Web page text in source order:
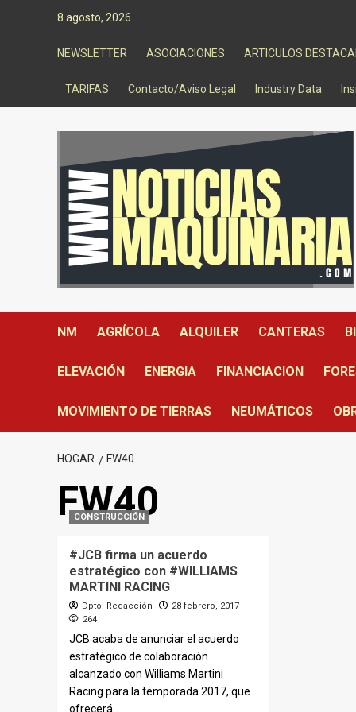
8 agosto, 2026
NEWSLETTER ASOCIACIONES ARTICULOS
TARIFAS Contacto/Aviso Legal Industry Data
NM AGRÍCOLA ALQUILER CANTERAS
ELEVACIÓN ENERGIA FINANCIACION
MOVIMIENTO DE TIERRAS NEUMÁTICOS
HOGAR FW40
FW40
CONSTRUCCIÓN
#JCB firma un acuerdo
estratégico con #WILLIAMS
MARTINI RACING
Dpto. Redacción
28 febrero, 2017
264
JCB acaba de anunciar el acuerdo
estratégico de colaboración
alcanzado con Williams Martini
Racing para la temporada 2017, que
ofrecerá...